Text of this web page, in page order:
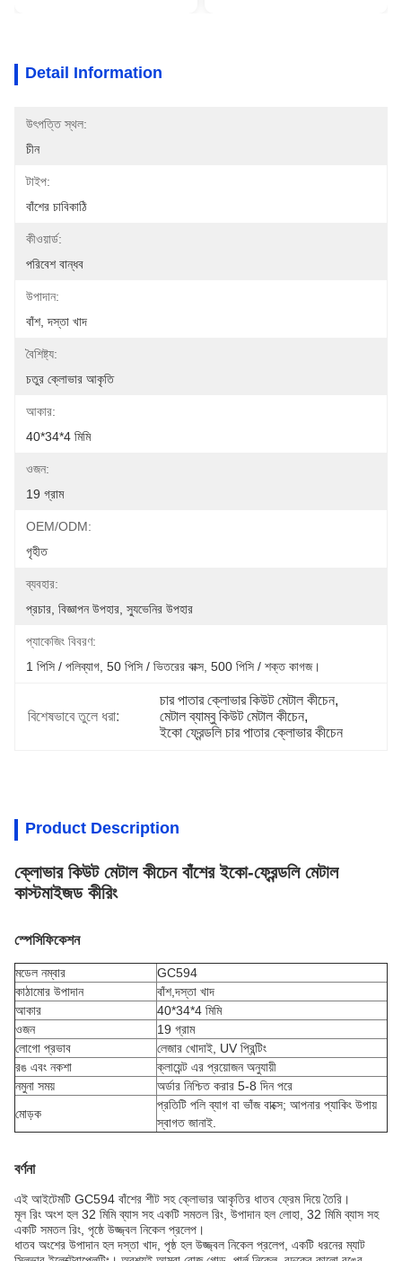
Detail Information
উৎপত্তি স্থল:
চীন
টাইপ:
বাঁশের চাবিকাঠি
কীওয়ার্ড:
পরিবেশ বান্ধব
উপাদান:
বাঁশ, দস্তা খাদ
বৈশিষ্ট্য:
চতুর ক্লোভার আকৃতি
আকার:
40*34*4 মিমি
ওজন:
19 গ্রাম
OEM/ODM:
গৃহীত
ব্যবহার:
প্রচার, বিজ্ঞাপন উপহার, স্যুভেনির উপহার
প্যাকেজিং বিবরণ:
1 পিসি / পলিব্যাগ, 50 পিসি / ভিতরের বাক্স, 500 পিসি / শক্ত কাগজ।
বিশেষভাবে তুলে ধরা:
চার পাতার ক্লোভার কিউট মেটাল কীচেন,
মেটাল ব্যাম্বু কিউট মেটাল কীচেন,
ইকো ফ্রেন্ডলি চার পাতার ক্লোভার কীচেন
Product Description
ক্লোভার কিউট মেটাল কীচেন বাঁশের ইকো-ফ্রেন্ডলি মেটাল
কাস্টমাইজড কীরিং
স্পেসিফিকেশন
মডেল নম্বার
GC594
কাঠামোর উপাদান
বাঁশ,দস্তা খাদ
আকার
40*34*4 মিমি
ওজন
19 গ্রাম
লোগো প্রভাব
লেজার খোদাই, UV প্রিন্টিং
রঙ এবং নকশা
ক্লায়েন্ট এর প্রয়োজন অনুযায়ী
নমুনা সময়
অর্ডার নিশ্চিত করার 5-8 দিন পরে
মোড়ক
প্রতিটি পলি ব্যাগ বা ভাঁজ বাক্সে; আপনার প্যাকিং উপায়
স্বাগত জানাই.
বর্ণনা
এই আইটেমটি GC594 বাঁশের শীট সহ ক্লোভার আকৃতির ধাতব ফ্রেম দিয়ে তৈরি।
মূল রিং অংশ হল 32 মিমি ব্যাস সহ একটি সমতল রিং, উপাদান হল লোহা, 32 মিমি ব্যাস সহ
একটি সমতল রিং, পৃষ্ঠে উজ্জ্বল নিকেল প্রলেপ।
ধাতব অংশের উপাদান হল দস্তা খাদ, পৃষ্ঠ হল উজ্জ্বল নিকেল প্রলেপ, একটি ধরনের ম্যাট